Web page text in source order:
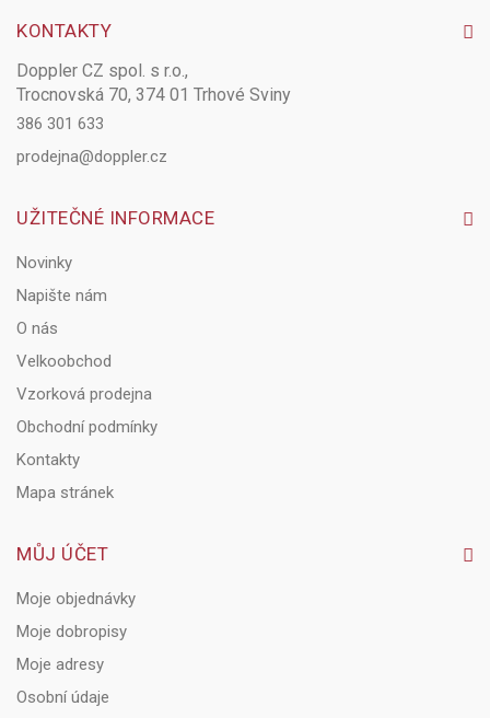
KONTAKTY
Doppler CZ spol. s r.o.,
Trocnovská 70, 374 01 Trhové Sviny
386 301 633
prodejna@doppler.cz
UŽITEČNÉ INFORMACE
Novinky
Napište nám
O nás
Velkoobchod
Vzorková prodejna
Obchodní podmínky
Kontakty
Mapa stránek
MŮJ ÚČET
Moje objednávky
Moje dobropisy
Moje adresy
Osobní údaje